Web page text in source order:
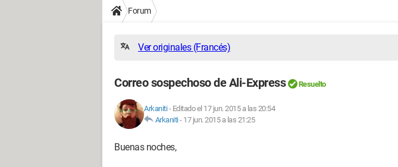
Forum
Ver originales (Francés)
Correo sospechoso de Ali-Express Resuelto
Arkaniti- Editado el 17 jun. 2015 a las 20:54
Arkaniti- 17 jun. 2015 a las 21:25
Buenas noches,